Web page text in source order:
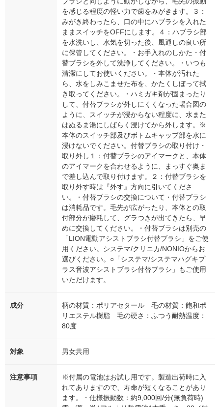
を感じる程度の軽い力で歯をみがきます。３：
みがき終わったら、口の中にハブラシを入れた
ままスイッチをOFFにします。４：ハブラシ部
を水洗いし、水気を切った後、風通しの良い所
に保管してください。・お手入れのしかた・付
替ブラシを外して洗浄してください。・いつも
清潔にしてお使いください。・本体が汚れた
ら、水をしみこませた布を、かたくしぼって拭
き取ってください。・ハミガキ剤が固まったり
して、付替ブラシが外しにくくなった場合図の
ように、スイッチが浸からない程度に、水また
はぬるま湯にしばらく浸けてから外します。※
本体のスイッチ部及びボトムキャップ部を水に
浸けないでください。付替ブラシの取り付け・
取り外し１：付替ブラシのアイマークと、本体
のアイマークを合わせるように、まっすぐ奥ま
で差し込んで取り付けます。２：付替ブラシを
取り外す時は『外す』方向に引いてくださ
い。・付替ブラシの交換について・付替ブラシ
は消耗品です。毛先が広がったり、本体との取
付部分が磨耗して、グラつきが出てきたら、早
めに交換してください。・付替ブラシは別売の
「LION電動アシストブラシ付替ブラシ」をご使
用ください。システマ/クリニカ/NONIOからお
選びください。○「システマ/システマハグキプ
ラス音波アシストブラシ付替ブラシ」もご使用
いただけます。
成分
柄の材質：ポリアセタール 毛の材質：飽和ポ
リエステル樹脂 毛の硬さ：ふつう耐熱温度：
80度
対象 男女共用
注意事項
※付属の電池はお試し用です。製造出荷時に入
れてありますので、寿命が短くなることがあり
ます。・仕様振動数：約9,000回/分(無負荷時)